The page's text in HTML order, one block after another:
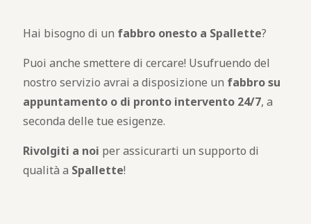
Hai bisogno di un fabbro onesto a Spallette?
Puoi anche smettere di cercare! Usufruendo del
nostro servizio avrai a disposizione un fabbrosu
appuntamento o di pronto intervento 24/7, a
seconda delle tue esigenze.
Rivolgiti a noi per assicurarti un supporto di
qualità a Spallette!